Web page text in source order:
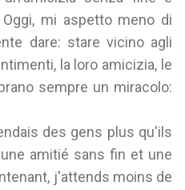
mi aspetto meno di
dare: stare vicino agli
la loro amicizia, le
sempre un miracolo:
des gens plus qu'ils
amitié sans fin et une
j'attends moins de